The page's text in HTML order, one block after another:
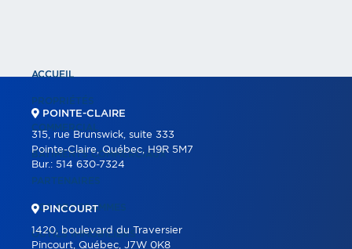
ACCUEIL
PROPRIÉTÉS
COMMERCIAL
BÂTIMENTS COMMERCIAUX
PARTENAIRES
NOS PROGRAMMES
OUTILS IMMOBILIERS
POINTE-CLAIRE
315, rue Brunswick, suite 333
Pointe-Claire, Québec, H9R 5M7
Bur.: 514 630-7324
PINCOURT
1420, boulevard du Traversier
Pincourt, Québec, J7W 0K8